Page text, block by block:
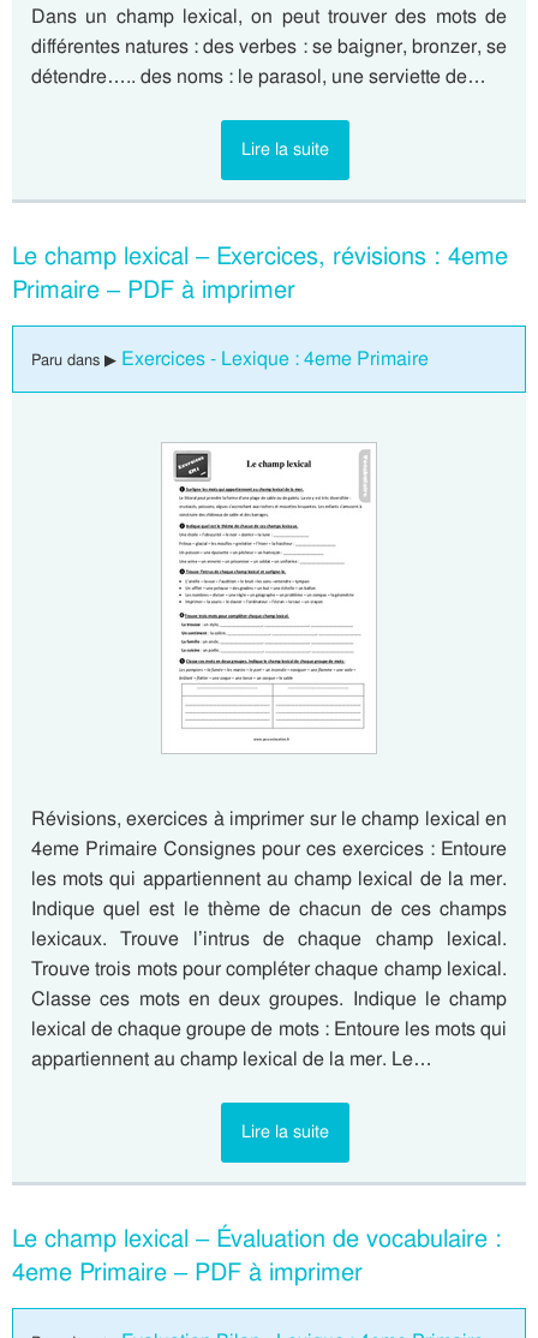
Dans un champ lexical, on peut trouver des mots de
différentes natures : des verbes : se baigner, bronzer, se
détendre….. des noms : le parasol, une serviette de…
Lire la suite
Le champ lexical – Exercices, révisions : 4eme
Primaire – PDF à imprimer
Paru dans ▶ Exercices - Lexique : 4eme Primaire
Révisions, exercices à imprimer sur le champ lexical en
4eme Primaire Consignes pour ces exercices : Entoure
les mots qui appartiennent au champ lexical de la mer.
Indique quel est le thème de chacun de ces champs
lexicaux. Trouve l’intrus de chaque champ lexical.
Trouve trois mots pour compléter chaque champ lexical.
Classe ces mots en deux groupes. Indique le champ
lexical de chaque groupe de mots : Entoure les mots qui
appartiennent au champ lexical de la mer. Le…
Lire la suite
Le champ lexical – Évaluation de vocabulaire :
4eme Primaire – PDF à imprimer